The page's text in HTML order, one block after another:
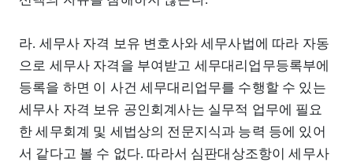
라. 세무사 자격 보유 변호사와 세무사법에 따라 자동
으로 세무사 자격을 부여받고 세무대리업무등록부에
등록을 하면 이 사건 세무대리업무를 수행할 수 있는
세무사 자격 보유 공인회계사는 실무적 업무에 필요
한 세무회계 및 세법상의 전문지식과 능력 등에 있어
서 같다고 볼 수 없다. 따라서 심판대상조항이 세무사